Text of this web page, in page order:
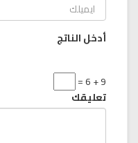
أدخل الناتج
9 + 6 =
تعليقك